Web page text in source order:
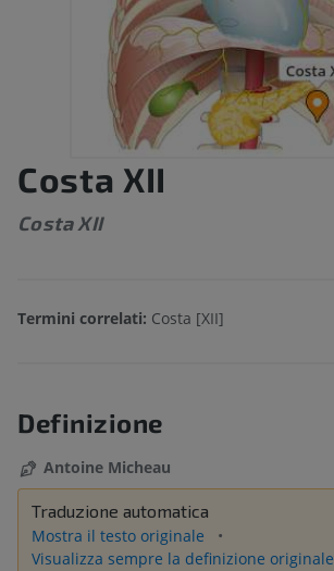
Costa XII
Costa XII
Termini correlati: Costa [XII]
Definizione
Antoine Micheau
Traduzione automatica
Mostra il testo originale
Visualizza sempre la definizione originale